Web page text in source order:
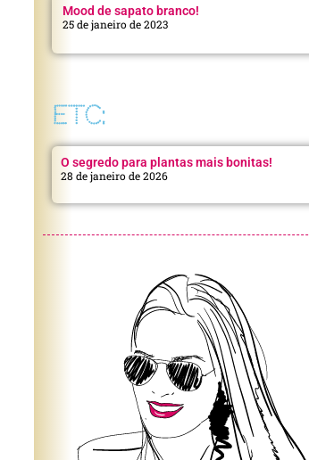
Mood de sapato branco!
25 de janeiro de 2023
ETC:
O segredo para plantas mais bonitas!
28 de janeiro de 2026